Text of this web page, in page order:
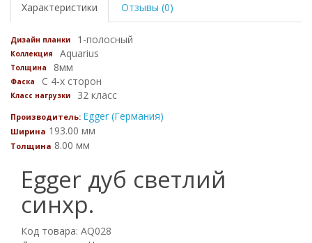
Характеристики Отзывы (0)
Дизайн планки 1-полосный
Коллекция Aquarius
Толщина 8мм
Фаска С 4-х сторон
Класс нагрузки 32 класс
Производитель: Egger (Германия)
Ширина 193.00 мм
Толщина 8.00 мм
Egger дуб светлий
синхр.
Код товара: AQ028